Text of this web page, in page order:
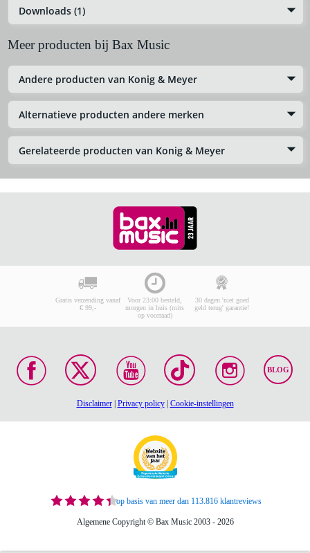
Downloads (1)
Meer producten bij Bax Music
Andere producten van Konig & Meyer
Alternatieve producten andere merken
Gerelateerde producten van Konig & Meyer
Gratis verzending vanaf
€ 99,-
Voor 23:00 besteld,
morgen in huis (mits
op voorraad)
30 dagen 'niet goed
geld terug' garantie!
BLOG
Disclaimer| Privacy policy| Cookie-instellingen
op basis van meer dan 113.816 klantreviews
Algemene Copyright © Bax Music 2003 - 2026